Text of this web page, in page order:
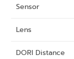
Sensor
Lens
DORI Distance